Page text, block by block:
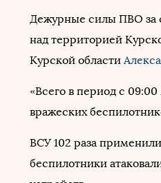
Дежурные силы ПВО за
над территорией
Курской области
«Всего в период с
вражеских
ВСУ 102 раза
беспилотники